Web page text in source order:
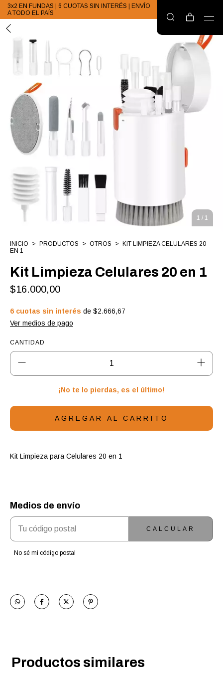
3x2 EN FUNDAS | 6 CUOTAS SIN INTERÉS | ENVÍO
A TODO EL PAÍS
1 / 1
INICIO > PRODUCTOS > OTROS > KIT LIMPIEZA CELULARES 20
EN 1
Kit Limpieza Celulares 20 en 1
$16.000,00
6 cuotas sin interés de $2.666,67
Ver medios de pago
CANTIDAD
¡No te lo pierdas, es el último!
Kit Limpieza para Celulares 20 en 1
ENTREGAS PARA EL CP:
Medios de envío
CALCULAR
No sé mi código postal
Productos similares